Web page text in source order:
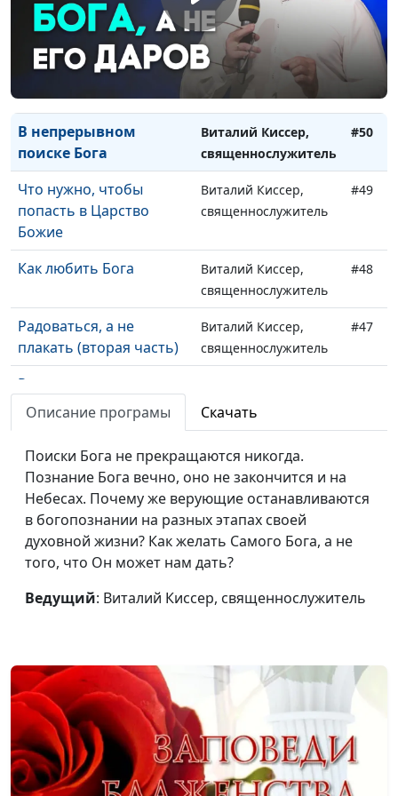
Не всякий войдет в
Царство Небесное
Виталий Киссер,
священнослужитель
#52
Любовь и ненависть
Бога
Виталий Киссер,
священнослужитель
В непрерывном
поиске Бога
Виталий Киссер,
священнослужитель
#50
Что нужно, чтобы
попасть в Царство
Божие
Виталий Киссер,
священнослужитель
#49
Как любить Бога
Виталий Киссер,
священнослужитель
#48
Радоваться, а не
плакать (вторая часть)
Виталий Киссер,
священнослужитель
#47
Радоваться, а не
плакать (первая часть)
священнослужитель
священнослужитель
Исцеление - от Бога
Виталий Киссер,
священнослужитель
#44
Благодать - что это
нужна?
Александр Синицын,
христианина
Стоит ли молиться за
мир, если «надлежит
тому быть»?
Александр Синицын,
священнослужитель
Описание програмы Скачать
Поиски Бога не прекращаются никогда.
Познание Бога вечно, оно не закончится и на
Небесах. Почему же верующие останавливаются
в богопознании на разных этапах своей
духовной жизни? Как желать Самого Бога, а не
того, что Он может нам дать?
Ведущий: Виталий Киссер, священнослужитель